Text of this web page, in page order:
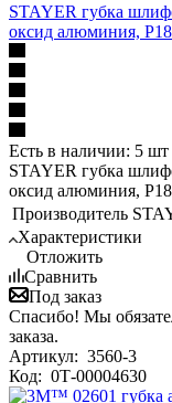
STAYER губка
оксид алюминия,
Есть в наличии: 5 шт
STAYER губка
оксид алюминия,
Производитель
Характеристики
Отложить
Сравнить
Под заказ
Спасибо! Мы
заказа.
Артикул: 3560-3
Код: 0Т-00004630